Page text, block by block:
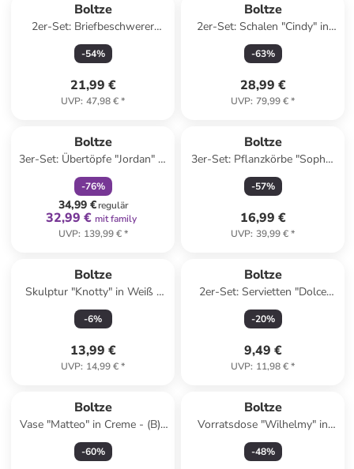
Boltze
2er-Set: Briefbeschwerer
"Wave" in Türkis - (H)8 x Ø 8
cm
-54%
21,99 €
UVP: 47,98 €*
Boltze
2er-Set: Schalen "Cindy" in
Creme
-63%
28,99 €
UVP: 79,99 €*
Boltze
3er-Set: Übertöpfe "Jordan" in
Creme
-76%
34,99 €regulär
32,99 € mit family
UVP: 139,99 €*
Boltze
3er-Set: Pflanzkörbe "Sophy"
in Hellbraun
-57%
16,99 €
UVP: 39,99 €*
Boltze
Skulptur "Knotty" in Weiß -
(B)14 x (H)15 cm
-6%
13,99 €
UVP: 14,99 €*
Boltze
2er-Set: Servietten "Dolce
Vita" in Hellblau/ Orange/
Weiß - 2x 20 Stück
-20%
9,49 €
UVP: 11,98 €*
Boltze
Vase "Matteo" in Creme - (B)6
x (H)25 cm
-60%
Boltze
Vorratsdose "Wilhelmy" in
Braun - (H)16,5 x Ø 12 cm
-48%